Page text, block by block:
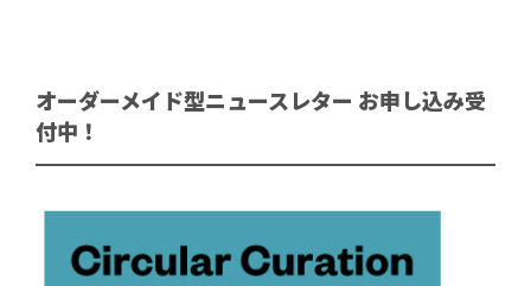
オーダーメイド型ニュースレター お申し込み受
付中！